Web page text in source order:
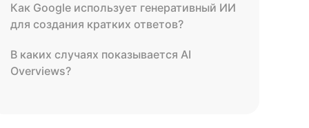
Как Google использует генеративный ИИ
для создания кратких ответов?
В каких случаях показывается AI
Overviews?